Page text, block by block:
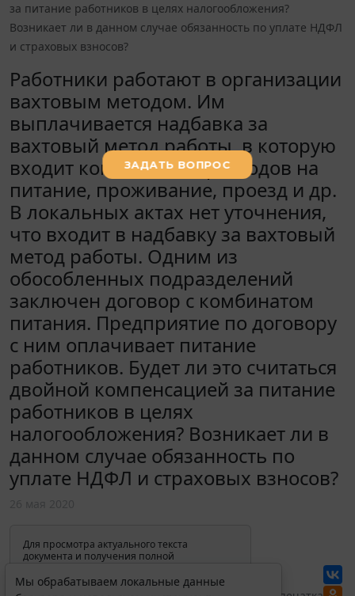
за питание работников в целях налогообложения?
Возникает ли в данном случае обязанность по уплате НДФЛ
и страховых взносов?
Работники работают в организации
вахтовым методом. Им
выплачивается надбавка за
вахтовый метод работы, в которую
входит компенсация расходов на
питание, проживание, проезд и др.
В локальных актах нет уточнения,
что входит в надбавку за вахтовый
метод работы. Одним из
обособленных подразделений
заключен договор с комбинатом
питания. Предприятие по договору
с ним оплачивает питание
работников. Будет ли это считаться
двойной компенсацией за питание
работников в целях
налогообложения? Возникает ли в
данном случае обязанность по
уплате НДФЛ и страховых взносов?
Для просмотра актуального текста
документа и получения полной
изменениях и порядке применения
документа, воспользуйтесь поиском в
Мы обрабатываем локальные данные